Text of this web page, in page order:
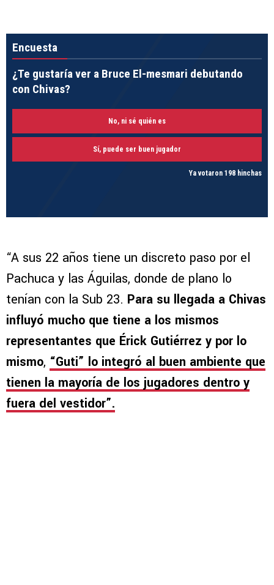
Encuesta
¿Te gustaría ver a Bruce El-mesmari debutando
con Chivas?
No, ni sé quién es
Sí, puede ser buen jugador
Ya votaron 198 hinchas
“A sus 22 años tiene un discreto paso por el
Pachuca y las Águilas, donde de plano lo
tenían con la Sub 23. Para su llegada a Chivas
influyó mucho que tiene a los mismos
representantes que Érick Gutiérrez y por lo
mismo, “Guti” lo integró al buen ambiente que
tienen la mayoría de los jugadores dentro y
fuera del vestidor”.